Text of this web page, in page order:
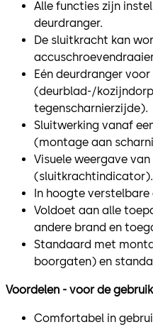
Alle functies zijn
deurdranger.
De sluitkracht kan
Eén deurdranger
(deurblad-/
tegenscharnierzijde).
Sluitwerking vanaf
(montage aan
Visuele weergave
(sluitkrachtindicator).
In hoogte verstelbare
Voldoet aan alle
andere brand en
Standaard met
boorgaten) en
Voordelen - voor de
Comfortabel in